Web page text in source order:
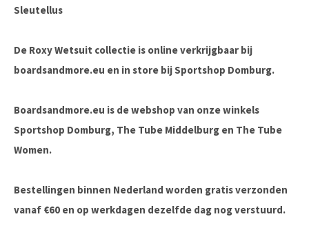
Sleutellus
De Roxy Wetsuit collectie is online verkrijgbaar bij
boardsandmore.eu en in store bij Sportshop Domburg.
Boardsandmore.eu is de webshop van onze winkels
Sportshop Domburg, The Tube Middelburg en The Tube
Women.
Bestellingen binnen Nederland worden gratis verzonden
vanaf €60 en op werkdagen dezelfde dag nog verstuurd.